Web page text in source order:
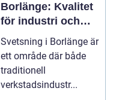
Borlänge: Kvalitet
för industri och
konstruktion
Svetsning i Borlänge är
ett område där både
traditionell
verkstadsindustr...